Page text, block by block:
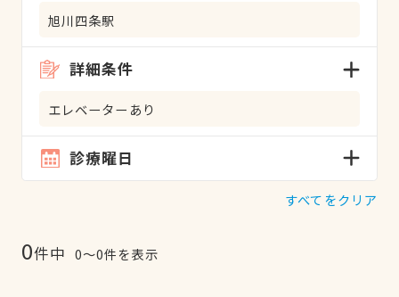
旭川四条駅
詳細条件
エレベーターあり
診療曜日
すべてをクリア
0件中 0〜0件を表示